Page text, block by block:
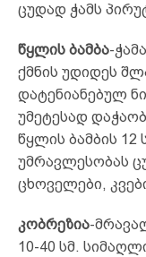
ცუდად ჭამს
წყლის ბამბა-
ქმნის უდიდეს
დატენიანებულ
უმეტესად
წყლის ბამბის
უმრავლესობას
ცხოველები,
კობრეზია-
10-40 სმ.